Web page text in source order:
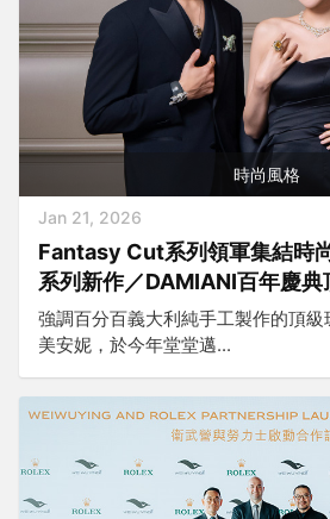
時尚風格
Jan 21, 2026
Fantasy Cut系列領軍集結時
系列新作／DAMIANI百年慶典
強調百分百義大利純手工製作的頂
美安妮，於今年堂堂邁...